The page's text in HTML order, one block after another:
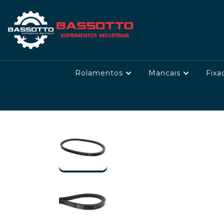
Rolamentos Mancais